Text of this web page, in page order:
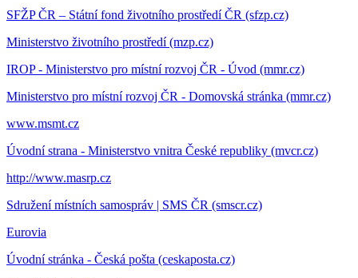
SFŽP ČR – Státní fond životního prostředí ČR (sfzp.cz)
Ministerstvo životního prostředí (mzp.cz)
IROP - Ministerstvo pro místní rozvoj ČR - Úvod (mmr.cz)
Ministerstvo pro místní rozvoj ČR - Domovská stránka (mmr.cz)
www.msmt.cz
Úvodní strana - Ministerstvo vnitra České republiky (mvcr.cz)
http://www.masrp.cz
Sdružení místních samospráv | SMS ČR (smscr.cz)
Eurovia
Úvodní stránka - Česká pošta (ceskaposta.cz)